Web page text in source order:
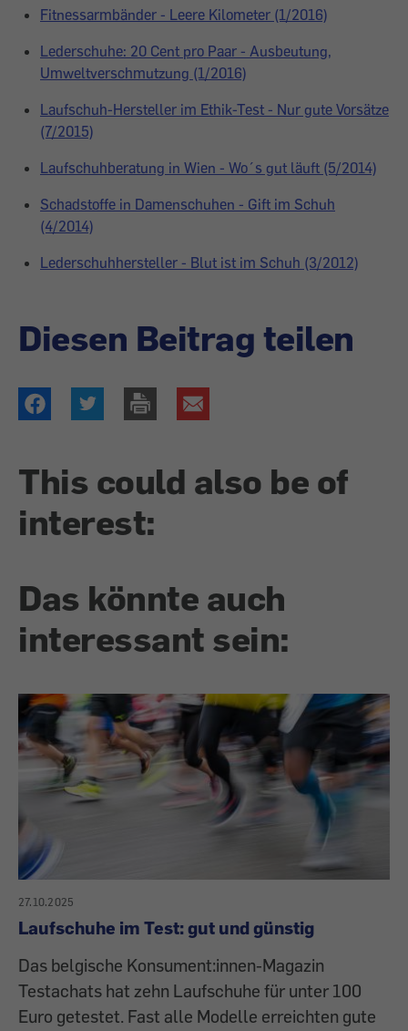
Fitnessarmbänder - Leere Kilometer (1/2016)
Lederschuhe: 20 Cent pro Paar - Ausbeutung,
Umweltverschmutzung (1/2016)
Laufschuh-Hersteller im Ethik-Test - Nur gute Vorsätze
(7/2015)
Laufschuhberatung in Wien - Wo´s gut läuft (5/2014)
Schadstoffe in Damenschuhen - Gift im Schuh
(4/2014)
Lederschuhhersteller - Blut ist im Schuh (3/2012)
Diesen Beitrag teilen
This could also be of
interest:
Das könnte auch
interessant sein:
27.10.2025
Laufschuhe im Test: gut und günstig
Das belgische Konsument:innen-Magazin
Testachats hat zehn Laufschuhe für unter 100
Euro getestet. Fast alle Modelle erreichten gute